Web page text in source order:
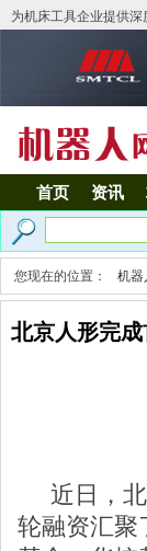
为机床工具企业
首页 资讯
您现在的位置： 机器
北京人形完
近日，北
轮融资汇聚